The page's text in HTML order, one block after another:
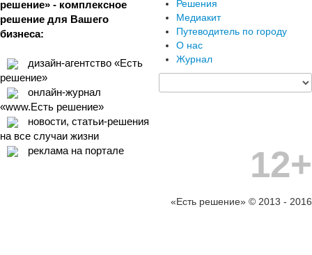
решение» - комплексное
решение для Вашего
бизнеса:
дизайн-агентство «Есть
решение»
онлайн-журнал
«www.Есть решение»
новости, статьи-решения
на все случаи жизни
реклама на портале
Решения
Медиакит
Путеводитель по городу
О нас
Журнал
12+
«Есть решение» © 2013 - 2016